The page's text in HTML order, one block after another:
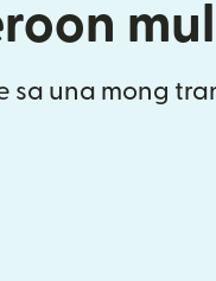
sa una mong